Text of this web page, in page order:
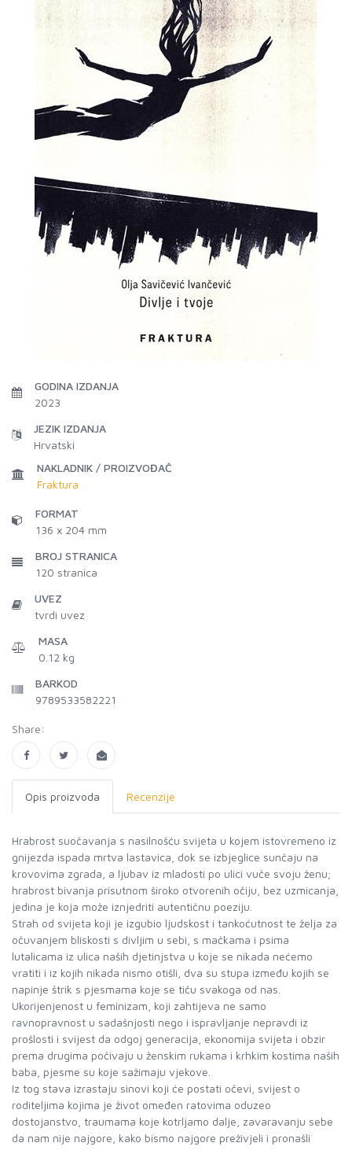
GODINA IZDANJA
2023
JEZIK IZDANJA
Hrvatski
NAKLADNIK / PROIZVOĐAČ
Fraktura
FORMAT
136 x 204 mm
BROJ STRANICA
120 stranica
UVEZ
tvrdi uvez
MASA
0.12 kg
BARKOD
9789533582221
Share:
Opis proizvoda Recenzije
Hrabrost suočavanja s nasilnošću svijeta u kojem istovremeno iz
gnijezda ispada mrtva lastavica, dok se izbjeglice sunčaju na
krovovima zgrada, a ljubav iz mladosti po ulici vuče svoju ženu;
hrabrost bivanja prisutnom široko otvorenih očiju, bez uzmicanja,
jedina je koja može iznjedriti autentičnu poeziju.
Strah od svijeta koji je izgubio ljudskost i tankoćutnost te želja za
očuvanjem bliskosti s divljim u sebi, s mačkama i psima
lutalicama iz ulica naših djetinjstva u koje se nikada nećemo
vratiti i iz kojih nikada nismo otišli, dva su stupa između kojih se
napinje štrik s pjesmama koje se tiču svakoga od nas.
Ukorijenjenost u feminizam, koji zahtijeva ne samo
ravnopravnost u sadašnjosti nego i ispravljanje nepravdi iz
prošlosti i svijest da odgoj generacija, ekonomija svijeta i obzir
prema drugima počivaju u ženskim rukama i krhkim kostima naših
baba, pjesme su koje sažimaju vjekove.
Iz tog stava izrastaju sinovi koji će postati očevi, svijest o
roditeljima kojima je život omeđen ratovima oduzeo
dostojanstvo, traumama koje kotrljamo dalje, zavaravanju sebe
da nam nije najgore, kako bismo najgore preživjeli i pronašli